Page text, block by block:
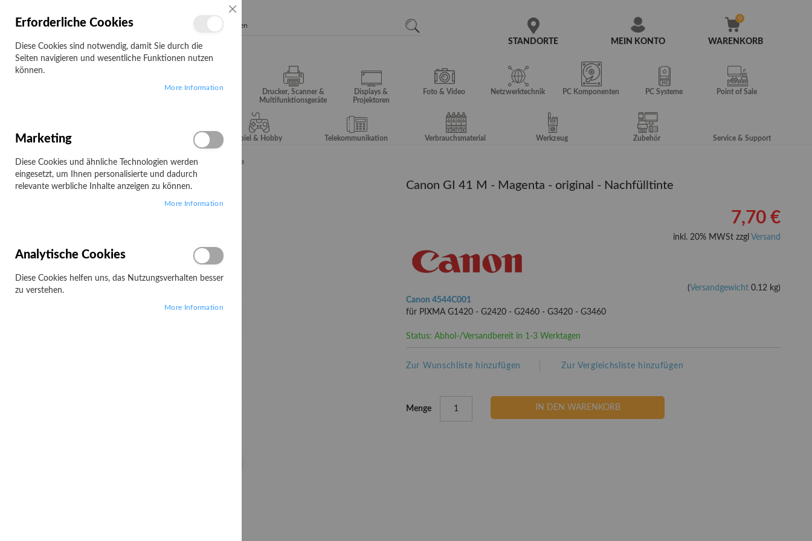
MEIN KONTO
STANDORTE WARENKORB
Campus
Drucker, Scanner &
Multifunktionsgeräte
Displays &
Projektoren
Foto & Video Netzwerktechnik PC Komponenten PC Systeme Point of Sale
Server & Storage Spiel & Hobby Telekommunikation Verbrauchsmaterial Werkzeug Zubehör Service & Support
Startseite Canon GI 41 M - Magenta - original - Nachfülltinte
Canon GI 41 M - Magenta - original - Nachfülltinte
7,70 €
inkl. 20% MWSt zzgl Versand
(Versandgewicht 0.12 kg)
Canon 4544C001
für PIXMA G1420 - G2420 - G2460 - G3420 - G3460
Status: Abhol-/Versandbereit in 1-3 Werktagen
Menge IN DEN WARENKORB
Zur Wunschliste hinzufügen Zur Vergleichsliste hinzufügen
Zum
Erforderliche Cookies
Diese Cookies sind notwendig, damit Sie durch die
Seiten navigieren und wesentliche Funktionen nutzen
können.
More Information
Marketing
Diese Cookies und ähnliche Technologien werden
eingesetzt, um Ihnen personalisierte und dadurch
relevante werbliche Inhalte anzeigen zu können.
More Information
Analytische Cookies
Diese Cookies helfen uns, das Nutzungsverhalten besser
zu verstehen.
More Information